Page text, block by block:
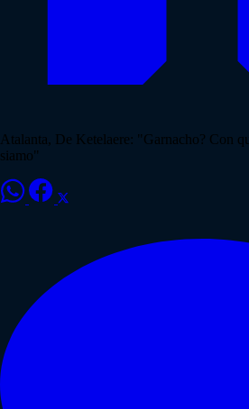
Atalanta, De Ketelaere: "Garnacho? Con
siamo"